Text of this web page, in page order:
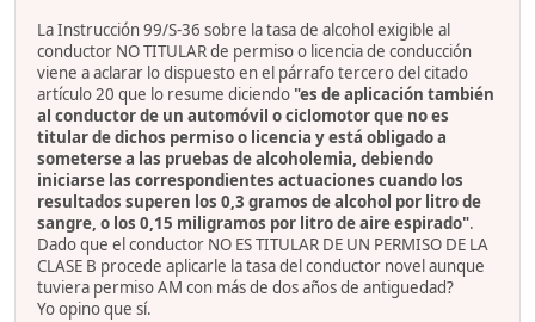
La Instrucción 99/S-36 sobre la tasa de alcohol exigible al
conductor NO TITULAR de permiso o licencia de conducción
viene a aclarar lo dispuesto en el párrafo tercero del citado
artículo 20 que lo resume diciendo "es de aplicación también
al conductor de un automóvil o ciclomotor que no es
titular de dichos permiso o licencia y está obligado a
someterse a las pruebas de alcoholemia, debiendo
iniciarse las correspondientes actuaciones cuando los
resultados superen los 0,3 gramos de alcohol por litro de
sangre, o los 0,15 miligramos por litro de aire espirado".
Dado que el conductor NO ES TITULAR DE UN PERMISO DE LA
CLASE B procede aplicarle la tasa del conductor novel aunque
tuviera permiso AM con más de dos años de antiguedad?
Yo opino que sí.